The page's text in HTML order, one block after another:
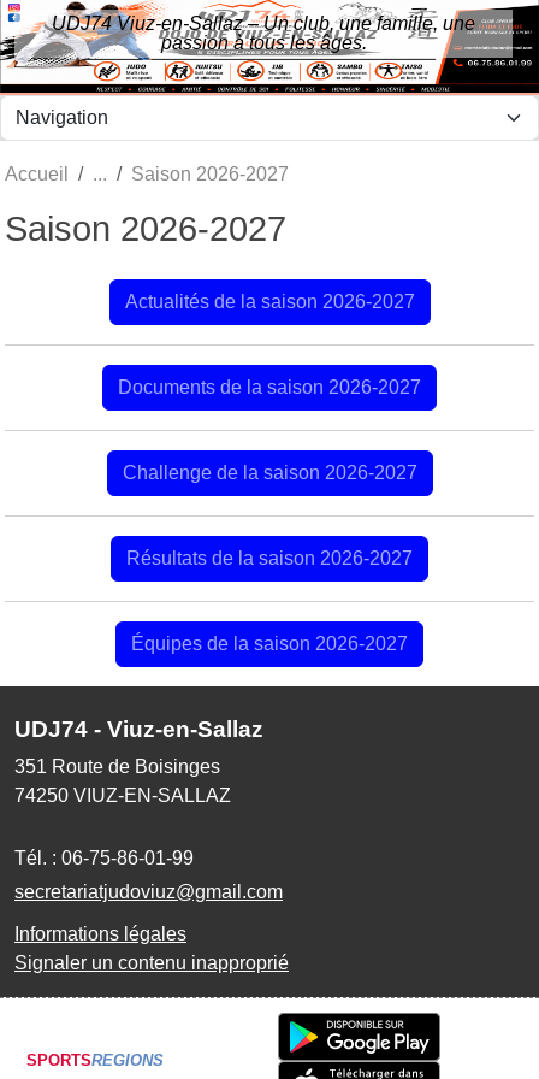
UDJ74 Viuz-en-Sallaz – Un club, une famille, une
passion à tous les âges.
Accueil Saison 2026-2027
Saison 2026-2027
Actualités de la saison 2026-2027
Documents de la saison 2026-2027
Challenge de la saison 2026-2027
Résultats de la saison 2026-2027
Équipes de la saison 2026-2027
UDJ74 - Viuz-en-Sallaz
351 Route de Boisinges
74250 VIUZ-EN-SALLAZ
Tél. : 06-75-86-01-99
secretariatjudoviuz@gmail.com
Informations légales
Signaler un contenu inapproprié
SPORTSREGIONS
Panneau de gestion des cookies